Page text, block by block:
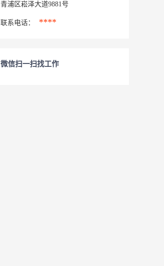
青浦区崧泽大道9881号
联系电话： ****
微信扫一扫找工作